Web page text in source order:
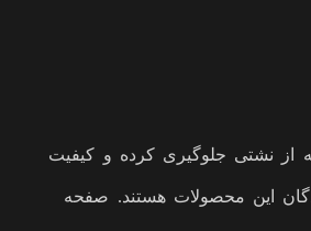
از نشتی جلوگیری کرده و کیفیت
این محصولات هستند. صفحه